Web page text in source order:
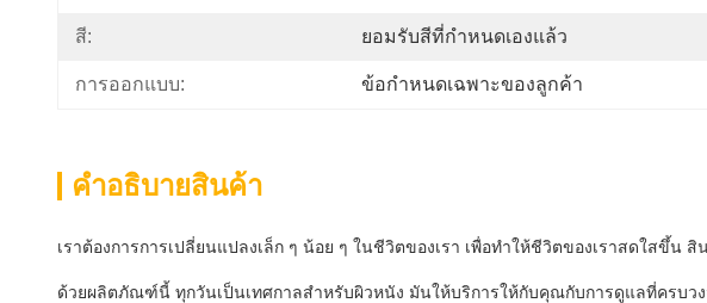
สี: ยอมรับสีที่กำหนดเองแล้ว
การออกแบบ: ข้อกำหนดเฉพาะของลูกค้า
คําอธิบายสินค้า
เราต้องการการเปลี่ยนแปลงเล็ก ๆ น้อย ๆ ในชีวิตของเรา เพื่อทําให้ชีวิตของเราสดใส
ด้วยผลิตภัณฑ์นี้ ทุกวันเป็นเทศกาลสําหรับผิวหนัง มันให้บริการให้กับคุณกับการดูแลที่ครบว